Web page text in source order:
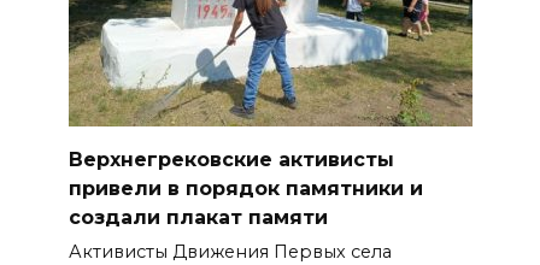
Верхнегрековские активисты
привели в порядок памятники и
создали плакат памяти
Активисты Движения Первых села